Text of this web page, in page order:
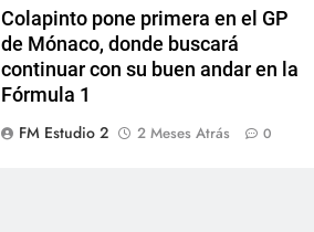
Colapinto pone primera en el GP
de Mónaco, donde buscará
continuar con su buen andar en la
Fórmula 1
FM Estudio 2
2 Meses Atrás 0